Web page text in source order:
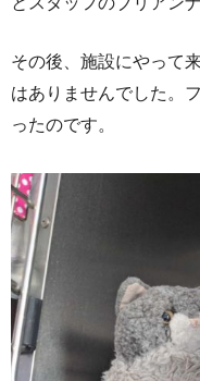
その後、施設にやって
はありませんでした。
ったのです。